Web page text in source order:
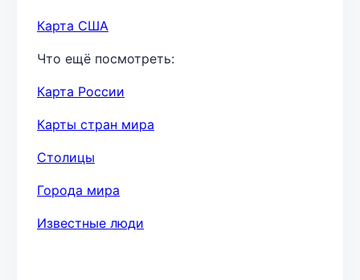
Карта США
Что ещё посмотреть:
Карта России
Карты стран мира
Столицы
Города мира
Известные люди